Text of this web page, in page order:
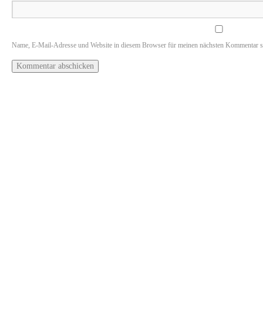
Name, E-Mail-Adresse und Website in diesem Browser für meinen nächsten Kommentar